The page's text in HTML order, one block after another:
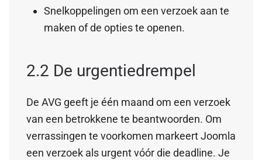
Snelkoppelingen om een verzoek aan te
maken of de opties te openen.
2.2 De urgentiedrempel
De AVG geeft je één maand om een verzoek
van een betrokkene te beantwoorden. Om
verrassingen te voorkomen markeert Joomla
een verzoek als urgent vóór die deadline. Je